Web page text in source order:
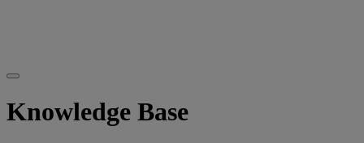
Knowledge Base